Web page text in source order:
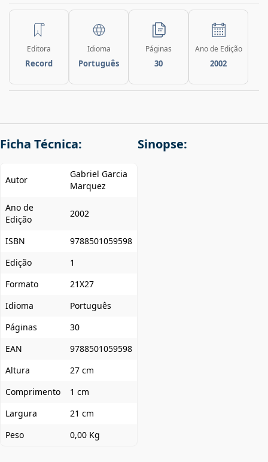
Editora
Record
Idioma
Português
Páginas
30
Ano de Edição
2002
Ficha Técnica:
Autor
Gabriel Garcia
Marquez
Ano de
Edição
2002
ISBN
9788501059598
Edição
1
Formato
21X27
Idioma
Português
Páginas
30
EAN
9788501059598
Altura
27 cm
Comprimento
1 cm
Largura
21 cm
Peso
0,00 Kg
Sinopse: